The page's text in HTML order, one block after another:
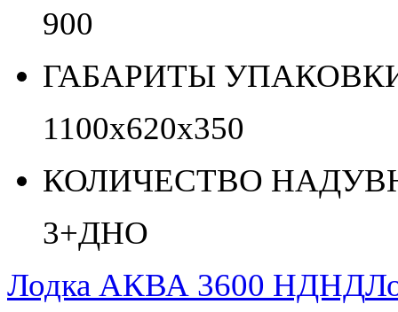
900
ГАБАРИТЫ
1100х620х350
КОЛИЧЕСТВО
3+ДНО
Лодка АКВА 3600 НДНД